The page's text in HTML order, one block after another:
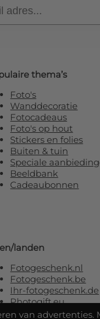
van
thema’s
Foto's
Wanddecoratie
Fotocadeaus
Foto's op hout
Stickers en folies
Buiten & tuin
Speciale
Beeldbank
Cadeaubonnen
landen
Fotogeschenk.nl
Fotogeschenk.be
Ihr-fotogeschenk.de
Photogift.eu